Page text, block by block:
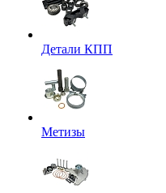
Детали КПП
Метизы